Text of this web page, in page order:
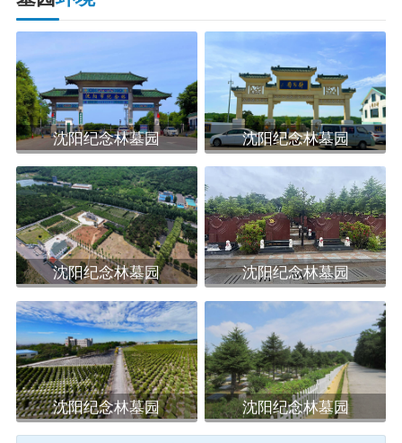
沈阳纪念林墓园位于沈阳市沈北新区赵家沟194号，
距离市中心仅半小时车程，交通十分便捷。墓园内环境
优美，松柏常青，花草繁茂，绿树成荫，鲜花环抱，四
季植被常青，春天迎春花绽放，夏季有荷花盛开，秋天
菊花飘香，冬天则有松柏苍翠。
沈阳纪念林墓园主要提供环保葬，遵循自然规律，
安葬形式全部以“树葬”和“生态葬”为主。这种殡葬形式
不仅解决了骨灰去向问题，还绿化了荒山、荒地，深受
广大用户的欢迎和认可，并在全国推广。
沈阳纪念林墓园还设有公益树葬区，专门为低保
户、五保户等困难家庭提供免费安葬服务，让逝者得以
入土为安，也让家属们感受到社会的温暖和关爱。
沈阳纪念林墓园 沈阳纪念林墓园
沈阳纪念林墓园 沈阳纪念林墓园
沈阳纪念林墓园 沈阳纪念林墓园